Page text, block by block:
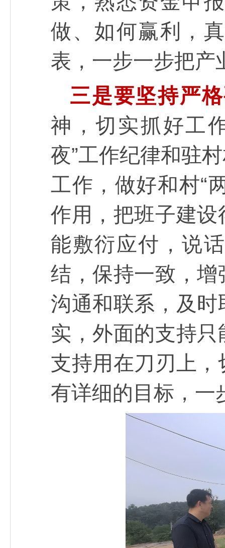
做、如何赢利，
表，一步一步把产
三是要坚持严
神，切实抓好工
夜”工作纪律和驻
工作，做好和村“
作用，把班子建
能敷衍应付，说
结，保持一致，
沟通和联系，及
实，外面的支持
支持用在刀刃上
有详细的目标，一